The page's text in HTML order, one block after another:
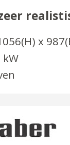
(H) x 987
kW